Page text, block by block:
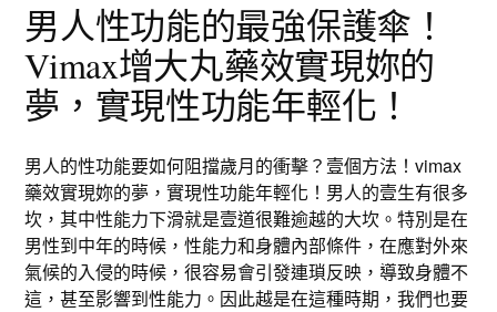
男人性功能的最強保護傘！
Vimax增大丸藥效實現妳的
夢，實現性功能年輕化！
男人的性功能要如何阻擋歲月的衝擊？壹個方法！vimax
藥效實現妳的夢，實現性功能年輕化！男人的壹生有很多
坎，其中性能力下滑就是壹道很難逾越的大坎。特別是在
男性到中年的時候，性能力和身體內部條件，在應對外來
氣候的入侵的時候，很容易會引發連瑣反映，導致身體不
這，甚至影響到性能力。因此越是在這種時期，我們也要